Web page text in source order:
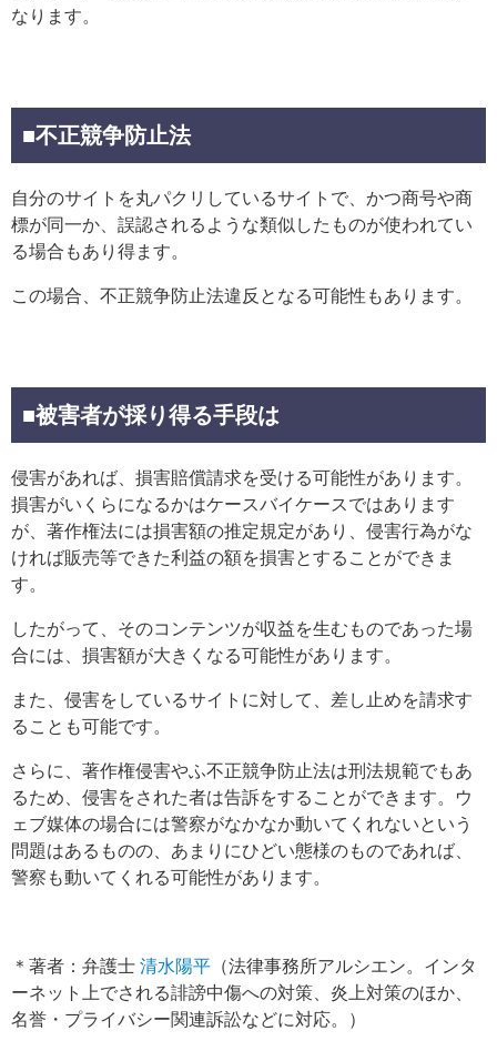
なります。
■不正競争防止法
自分のサイトを丸パクリしているサイトで、かつ商号や商
標が同一か、誤認されるような類似したものが使われてい
る場合もあり得ます。
この場合、不正競争防止法違反となる可能性もあります。
■被害者が採り得る手段は
侵害があれば、損害賠償請求を受ける可能性があります。
損害がいくらになるかはケースバイケースではあります
が、著作権法には損害額の推定規定があり、侵害行為がな
ければ販売等できた利益の額を損害とすることができま
す。
したがって、そのコンテンツが収益を生むものであった場
合には、損害額が大きくなる可能性があります。
また、侵害をしているサイトに対して、差し止めを請求す
ることも可能です。
さらに、著作権侵害やふ不正競争防止法は刑法規範でもあ
るため、侵害をされた者は告訴をすることができます。ウ
ェブ媒体の場合には警察がなかなか動いてくれないという
問題はあるものの、あまりにひどい態様のものであれば、
警察も動いてくれる可能性があります。
＊著者：弁護士 清水陽平 （法律事務所アルシエン。インタ
ーネット上でされる誹謗中傷への対策、炎上対策のほか、
名誉・プライバシー関連訴訟などに対応。）